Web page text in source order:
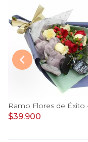
$39.900